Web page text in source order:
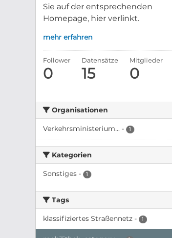
Sie auf der entsprechenden
Homepage, hier verlinkt.
mehr erfahren
Follower
0
Datensätze
15
Mitglieder
0
Organisationen
Verkehrsministerium... - 1
Kategorien
Sonstiges - 1
Tags
klassifiziertes Straßennetz - 1